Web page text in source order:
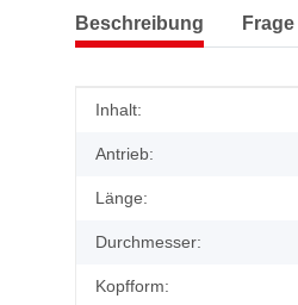
Beschreibung
Produkteigenschaft
Wert
Inhalt:
Antrieb:
Länge:
Durchmesser:
Kopfform: